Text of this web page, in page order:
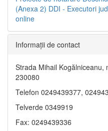
(Anexa 2) DDI - Executori
online
Informaţii de contact
Strada Mihail Kogălniceanu,
230080
Telefon 0249439377,
Telverde 0349919
Fax: 0249439336